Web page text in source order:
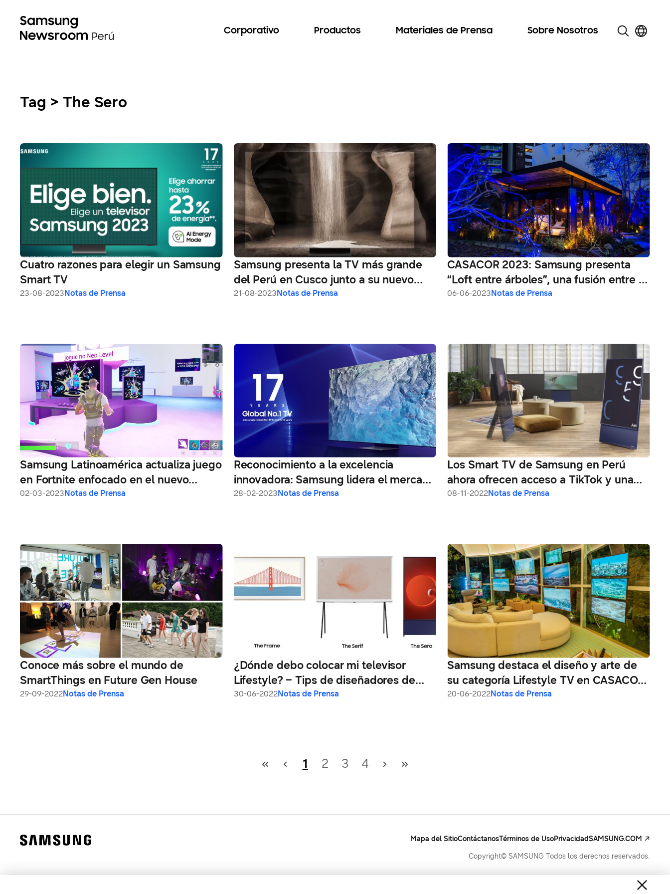
Corporativo Productos Materiales de Prensa Sobre Nosotros
Tag > The Sero
Cuatro razones para elegir un Samsung
Smart TV
23-08-2023Notas de Prensa
Samsung presenta la TV más grande
del Perú en Cusco junto a su nuevo
lineal de televisores 2023
21-08-2023Notas de Prensa
CASACOR 2023: Samsung presenta
“Loft entre árboles”, una fusión entre la
tecnología y la naturaleza del campo
06-06-2023Notas de Prensa
Samsung Latinoamérica actualiza juego
en Fortnite enfocado en el nuevo
Galaxy S23
02-03-2023Notas de Prensa
Reconocimiento a la excelencia
innovadora: Samsung lidera el mercado
mundial de televisores durante 17 años
28-02-2023Notas de Prensa
Los Smart TV de Samsung en Perú
ahora ofrecen acceso a TikTok y una
experiencia exclusiva
08-11-2022Notas de Prensa
Conoce más sobre el mundo de
SmartThings en Future Gen House
29-09-2022Notas de Prensa
¿Dónde debo colocar mi televisor
Lifestyle? – Tips de diseñadores de
interiores para un gran hogar
30-06-2022Notas de Prensa
Samsung destaca el diseño y arte de
su categoría Lifestyle TV en CASACOR
Perú 2022
20-06-2022Notas de Prensa
1 2 3 4
Mapa del SitioContáctanosTérminos de UsoPrivacidadSAMSUNG.COM
Copyright© SAMSUNG Todos los derechos reservados.